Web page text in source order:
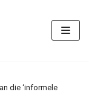
die ‘informele